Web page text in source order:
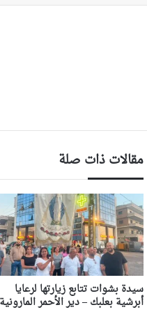
مقالات ذات صلة
سيدة بشوات تتابع زيارتها لرعايا
أبرشية بعلبك – دير الأحمر المارونية